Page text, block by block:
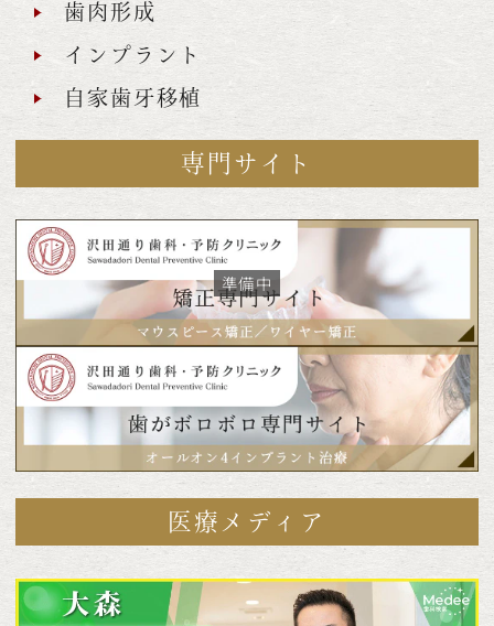
歯肉形成
インプラント
自家歯牙移植
専門サイト
医療メディア